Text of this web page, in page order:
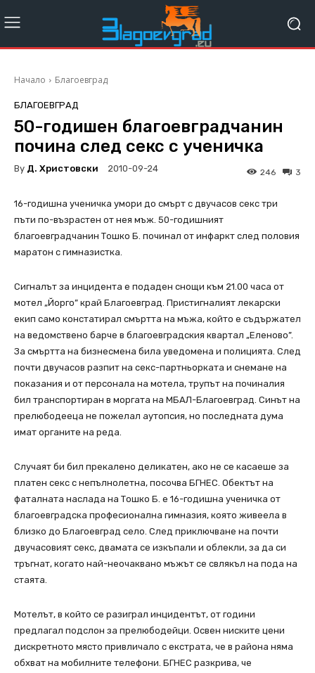
Начало Благоевград
БЛАГОЕВГРАД
50-годишен благоевградчанин
почина след секс с ученичка
By Д. Христовски 2010-09-24 3
246
16-годишна ученичка умори до смърт с двучасов секс три
пъти по-възрастен от нея мъж. 50-годишният
благоевградчанин Тошко Б. починал от инфаркт след половия
маратон с гимназистка.
Сигналът за инцидента е подаден снощи към 21.00 часа от
мотел „Йорго” край Благоевград. Пристигналият лекарски
екип само констатирал смъртта на мъжа, който е съдържател
на ведомствено барче в благоевградския квартал „Еленово”.
За смъртта на бизнесмена била уведомена и полицията. След
почти двучасов разпит на секс-партньорката и снемане на
показания и от персонала на мотела, трупът на починалия
бил транспортиран в моргата на МБАЛ-Благоевград. Синът на
прелюбодееца не пожелал аутопсия, но последната дума
имат органите на реда.
Случаят би бил прекалено деликатен, ако не се касаеше за
платен секс с непълнолетна, посочва БГНЕС. Обектът на
фаталната наслада на Тошко Б. е 16-годишна ученичка от
благоевградска професионална гимназия, която живеела в
близко до Благоевград село. След приключване на почти
двучасовият секс, двамата се изкъпали и облекли, за да си
тръгнат, когато най-неочаквано мъжът се свлякъл на пода на
стаята.
Мотелът, в който се разиграл инцидентът, от години
предлагал подслон за прелюбодейци. Освен ниските цени
дискретното място привличало с екстрата, че в района няма
обхват на мобилните телефони. БГНЕС разкрива, че